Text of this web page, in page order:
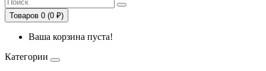
Товаров 0 (0 ₽)
Ваша корзина пуста!
Категории